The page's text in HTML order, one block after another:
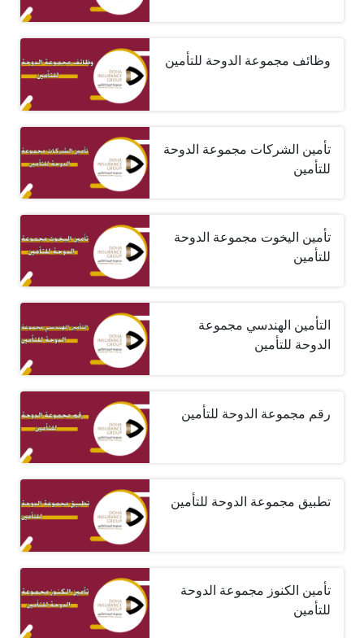
وظائف مجموعة الدوحة للتأمين
تأمين الشركات مجموعة الدوحة
للتأمين
تأمين اليخوت مجموعة الدوحة
للتأمين
التأمين الهندسي مجموعة
الدوحة للتأمين
رقم مجموعة الدوحة للتأمين
تطبيق مجموعة الدوحة للتأمين
تأمين الكنوز مجموعة الدوحة
للتأمين